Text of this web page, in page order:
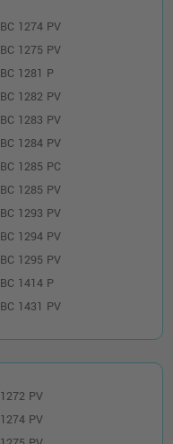
BC 1274 PV
BC 1275 PV
BC 1281 P
BC 1282 PV
BC 1283 PV
BC 1284 PV
BC 1285 PC
BC 1285 PV
BC 1293 PV
BC 1294 PV
BC 1295 PV
BC 1414 P
BC 1431 PV
1272 PV
1274 PV